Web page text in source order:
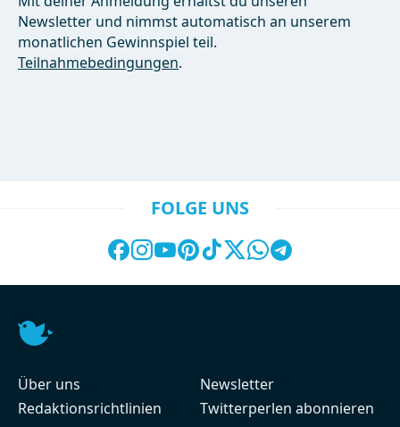
Newsletter und nimmst automatisch an unserem
monatlichen Gewinnspiel teil.
Teilnahmebedingungen.
FOLGE UNS
Über uns
Redaktionsrichtlinien
Newsletter
Twitterperlen abonnieren